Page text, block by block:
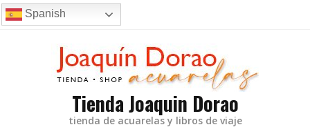
Ir
al
Spanish
Tienda Joaquin Dorao
tienda de acuarelas y libros de viaje